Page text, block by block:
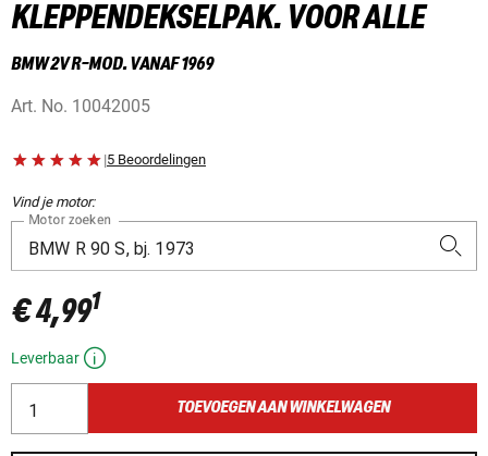
KLEPPENDEKSELPAK. VOOR ALLE
BMW 2V R-MOD. VANAF 1969
Art. No. 10042005
|5 Beoordelingen
Vind je motor:
Motor zoeken
€ 4,991
Leverbaar
TOEVOEGEN AAN WINKELWAGEN